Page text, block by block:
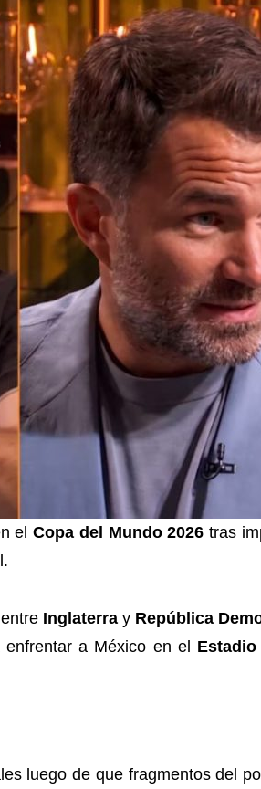
elCopa del Mundo 2026 tras
Inglaterra y República
a México en el Estadio
luego de que fragmentos del